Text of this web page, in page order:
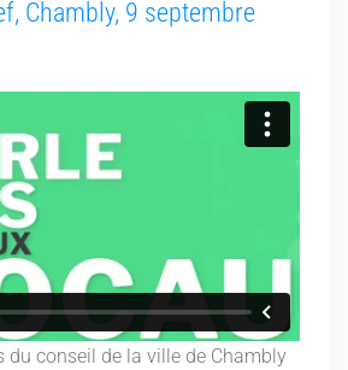
Chambly, 9 septembre
du conseil de la ville de Chambly